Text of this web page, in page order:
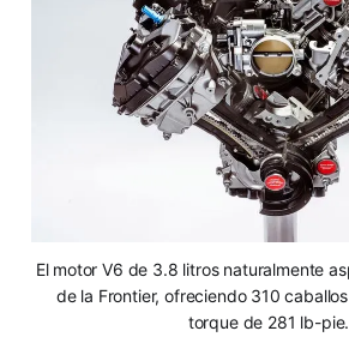
El motor V6 de 3.8 litros naturalmente
de la Frontier, ofreciendo 310
torque de 281 lb-pie.